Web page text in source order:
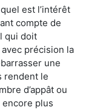
est l’intérêt
compte de
qui doit
précision la
une
rendent le
d’appât ou
encore plus